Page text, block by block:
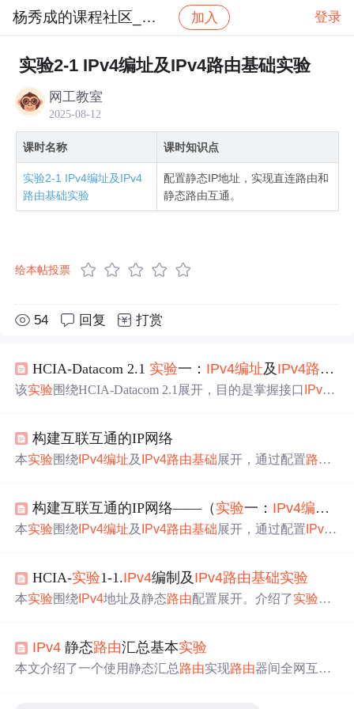
杨秀成的课程社区_NO_1 加入 登录
社区 杨秀成的课程社区_NO_1 华为认证HCIA-
实验2-1 IPv4编址及IPv4路由基础实验
网工教室
2025-08-12
课时名称 课时知识点
实验2-1 IPv4编址及IPv4
路由基础实验
配置静态IP地址，实现直连路由和
静态路由互通。
给本帖投票
54 回复 打赏
HCIA-Datacom 2.1 实验一： IPv4编址及 IPv4路由
该实验围绕HCIA-Datacom 2.1展开，目的是掌握接口 IPv4
路由等操作，实现网络互联互通，还涉及备份路径配置、
默认路由应用及ping和tracert命令使用。
构建互联互通的IP网络
本实验围绕 IPv4编址及 IPv4路由基础展开，通过配置路由
及LoopBack接口、设置静态路由等步骤，还涉及备份路径
和默认路由配置，最后可通过工具验证结果。
构建互联互通的IP网络——（ 实验一： IPv4编址
本实验围绕 IPv4编址及 IPv4路由基础展开，通过配置 IPv4
还涉及LoopBack接口的创建与应用，最终实现不同设备Lo
opBack0接口间的互联互通，并对结果进行验证。
HCIA-实验1-1.IPv4编制及 IPv4路由基础实验
本实验围绕 IPv4地址及静态路由配置展开。介绍了实验目
了配置中出现的连通性问题及原因，最后给出相关思考
题。
IPv4 静态路由汇总基本实验
本文介绍了一个使用静态汇总路由实现路由器间全网互联